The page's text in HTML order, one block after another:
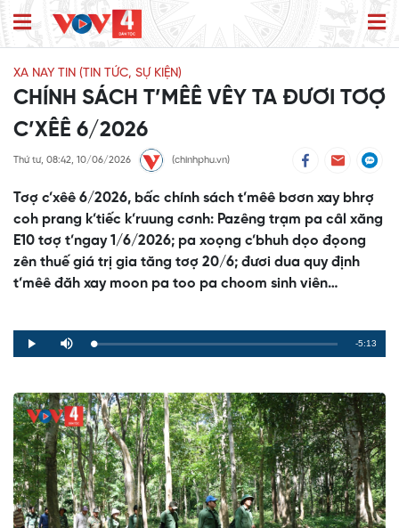
XA NAY TIN (TIN TỨC, SỰ KIỆN)
CHÍNH SÁCH T’MÊÊ VÊY TA ĐƯƠI TƠỢ
C’XÊÊ 6/2026
Thứ tư, 08:42, 10/06/2026 (chinhphu.vn)
Tơợ c’xêê 6/2026, bấc chính sách t’mêê bơơn xay bhrợ
coh prang k’tiếc k’ruung cơnh: Pazêng trạm pa câl xăng
E10 tơợ t’ngay 1/6/2026; pa xoọng c’bhuh dọo đọong
zên thuế giá trị gia tăng tơợ 20/6; đươi dua quy định
t’mêê đăh xay moon pa too pa choom sinh viên…
Play Mute Loaded:
0%
Progress:
0%
Remaining
-5:13